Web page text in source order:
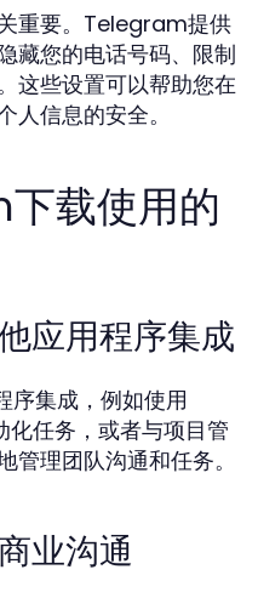
重要。Telegram提供
藏您的电话号码、限制
这些设置可以帮助您在
人信息的安全。
载使用的
应用程序集成
集成，例如使用
任务，或者与项目管
理团队沟通和任务。
业沟通